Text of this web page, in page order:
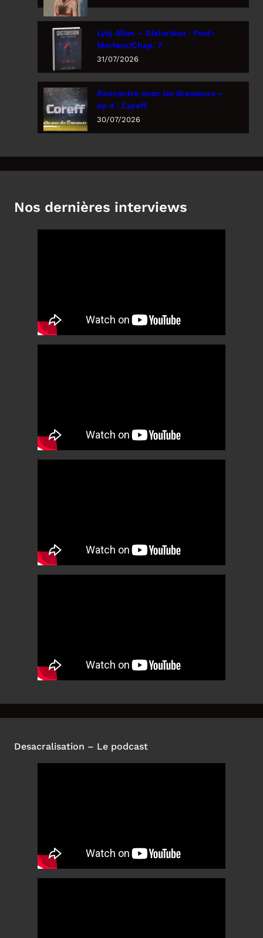
Lyly Allan – Distorsion : Post-
Mortem/Chap. 7
31/07/2026
Rencontre avec les Brasseurs –
ép 4 : Coreff
30/07/2026
Nos dernières interviews
Desacralisation – Le podcast